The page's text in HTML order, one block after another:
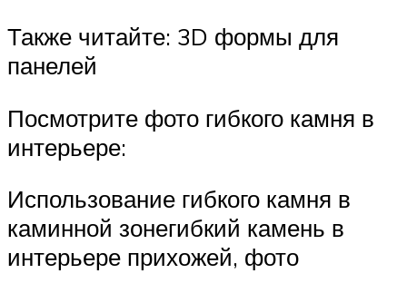
Также читайте: 3D формы для
панелей
Посмотрите фото гибкого камня в
интерьере:
Использование гибкого камня в
каминной зонегибкий камень в
интерьере прихожей, фото